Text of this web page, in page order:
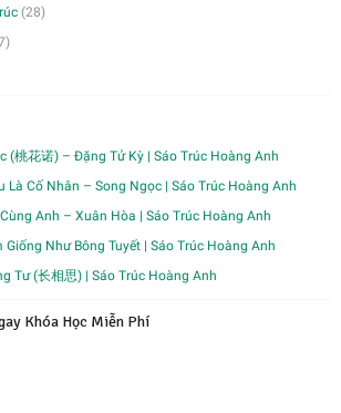
(28)
(桃花诺) – Đặng Tử Kỳ | Sáo Trúc Hoàng Anh
Là Cố Nhân – Song Ngọc | Sáo Trúc Hoàng Anh
Anh – Xuân Hòa | Sáo Trúc Hoàng Anh
Giống Như Bông Tuyết | Sáo Trúc Hoàng Anh
Tư (长相思) | Sáo Trúc Hoàng Anh
Khóa Học Miễn Phí